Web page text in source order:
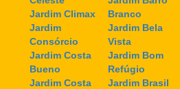
Jardim Climax
Jardim
Consórcio
Jardim Costa
Bueno
Jardim Costa
Branco
Jardim Bela
Vista
Jardim Bom
Refúgio
Jardim Brasil